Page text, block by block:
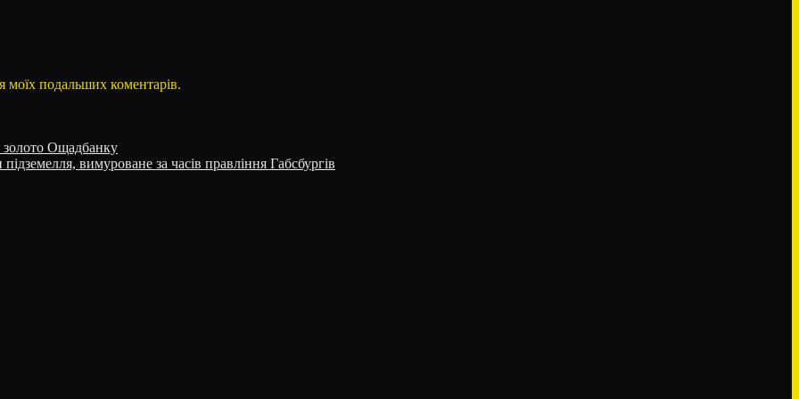
моїх подальших коментарів.
золото Ощадбанку
вимуроване за часів правління Габсбургів